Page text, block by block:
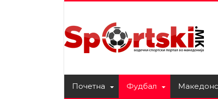
Почетна Фудбал